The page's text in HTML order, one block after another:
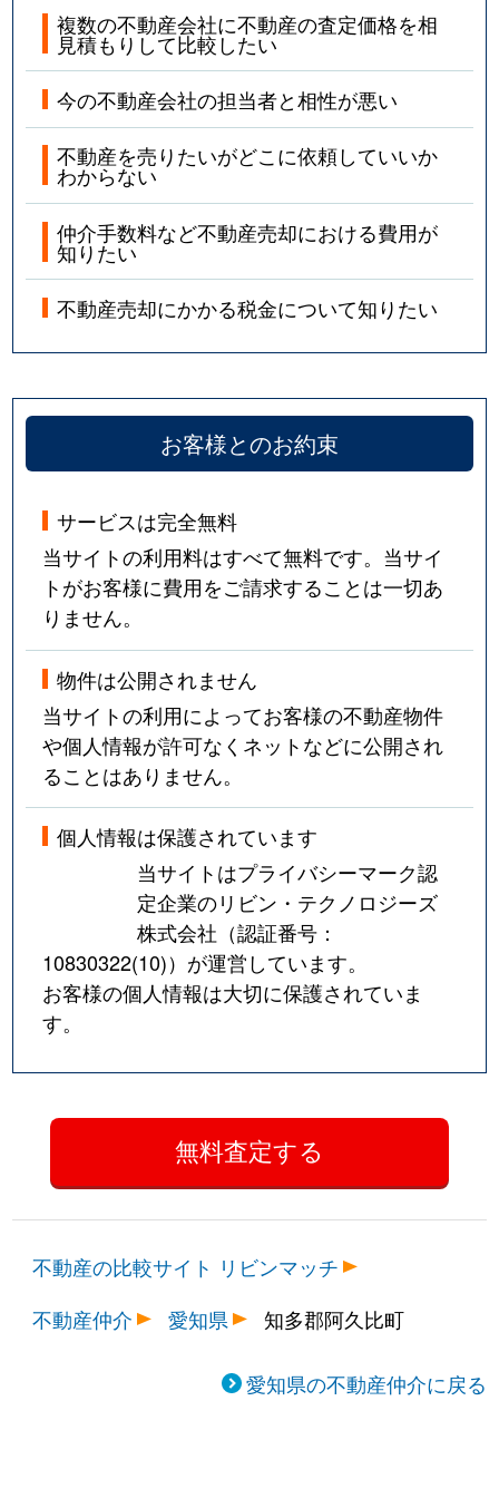
複数の不動産会社に不動産の査定価格を相
見積もりして比較したい
今の不動産会社の担当者と相性が悪い
不動産を売りたいがどこに依頼していいか
わからない
仲介手数料など不動産売却における費用が
知りたい
不動産売却にかかる税金について知りたい
お客様とのお約束
サービスは完全無料
当サイトの利用料はすべて無料です。当サイ
トがお客様に費用をご請求することは一切あ
りません。
物件は公開されません
当サイトの利用によってお客様の不動産物件
や個人情報が許可なくネットなどに公開され
ることはありません。
個人情報は保護されています
当サイトはプライバシーマーク認
定企業のリビン・テクノロジーズ
株式会社（認証番号：
10830322(10)）が運営しています。
お客様の個人情報は大切に保護されていま
す。
不動産の比較サイト リビンマッチ
不動産仲介
愛知県 知多郡阿久比町
愛知県の不動産仲介に戻る